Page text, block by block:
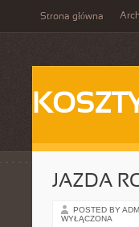
Strona główna
JAZDA
POSTED BY
WYŁĄCZONA